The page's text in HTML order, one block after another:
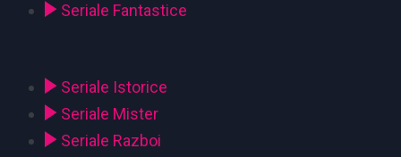
Seriale Fantastice
Seriale Istorice
Seriale Mister
Seriale Razboi